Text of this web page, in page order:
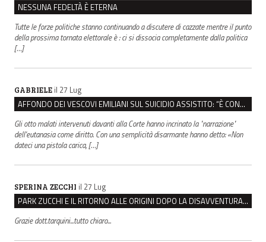
NESSUNA FEDELTÀ È ETERNA
Tutte le forze politiche stanno continuando a discutere di cazzate mentre il punto
della prossima tornata elettorale è : ci si dissocia completamente dalla politica
[…]
GABRIELE il 27 Lug
AFFONDO DEI VESCOVI EMILIANI SUL SUICIDIO ASSISTITO: “È CONTRO IL VALORE DELLA PERSONA”
Gli otto malati intervenuti davanti alla Corte hanno incrinato la "narrazione"
dell'eutanasia come diritto. Con una semplicità disarmante hanno detto: «Non
dateci una pistola carica, […]
SPERINA ZECCHI il 27 Lug
PARK ZUCCHI E IL RITORNO ALLE ORIGINI DOPO LA DISAVVENTURA CON REGGIO EMILIA PARCHEGGI
Grazie dott.tarquini...tutto chiaro...